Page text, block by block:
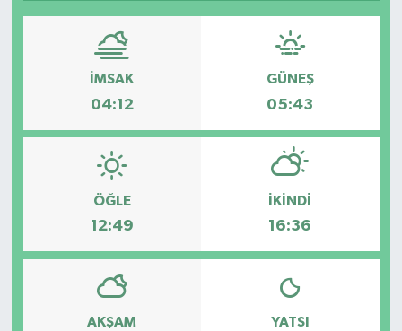
İMSAK
04:12
GÜNEŞ
05:43
ÖĞLE
12:49
İKINDI
16:36
AKŞAM YATSI